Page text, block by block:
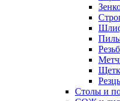
Столы и